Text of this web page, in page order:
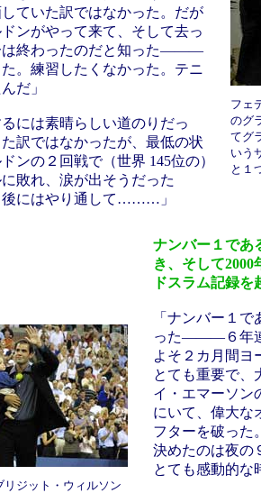
ていた訳ではなかった。だが
ンがやって来て、そして去っ
は終わったのだと知った―――
。練習したくなかった。テニ
だ」
るには素晴らしい道のりだっ
訳ではなかったが、最低の状
の２回戦で（世界 145位の）
敗れ、涙が出そうだった
にはやり通して………」
フェ
のグ
てグ
いう
と１
ジット・ウィルソン
ナンバー１であ
き、そして
ドスラム記録
「ナンバー１
った―――６年連
よそ２カ月間ヨ
とても重要で、
イ・エマーソン
にいて、偉大な
フターを破った
決めたのは夜の
とても感動的な